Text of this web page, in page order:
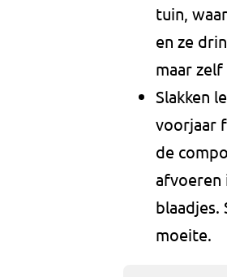
tuin,
en ze
maar
Slakken
voorjaar
de
afvoeren
moeite.